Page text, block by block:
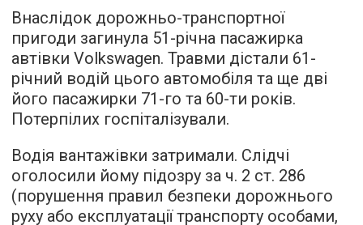
Внаслідок дорожньо-транспортної
пригоди загинула 51-річна пасажирка
автівки Volkswagen. Травми дістали 61-
річний водій цього автомобіля та ще дві
його пасажирки 71-го та 60-ти років.
Потерпілих госпіталізували.
Водія вантажівки затримали. Слідчі
оголосили йому підозру за ч. 2 ст. 286
(порушення правил безпеки дорожнього
руху або експлуатації транспорту особами,